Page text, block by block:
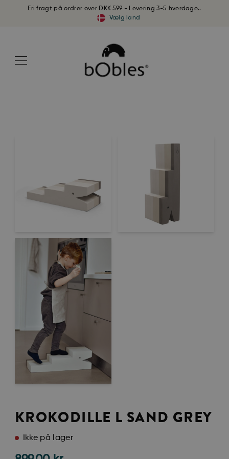
Fri fragt på ordrer over DKK 599 - Levering 3-5 hverdage..
Vælg land
KROKODILLE L SAND GREY
Ikke på lager